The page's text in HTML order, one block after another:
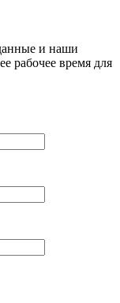
и наши
рабочее время для